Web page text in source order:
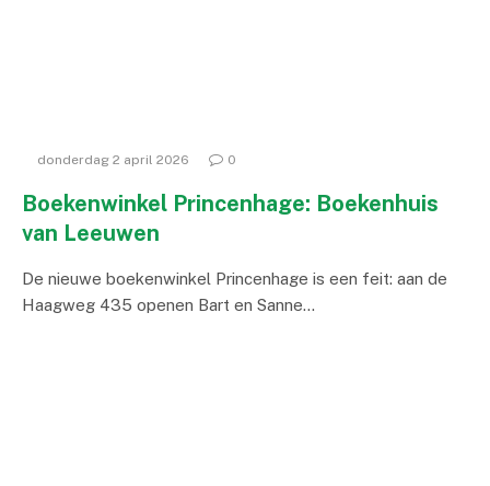
donderdag 2 april 2026 0
Boekenwinkel Princenhage: Boekenhuis
van Leeuwen
De nieuwe boekenwinkel Princenhage is een feit: aan de
Haagweg 435 openen Bart en Sanne…